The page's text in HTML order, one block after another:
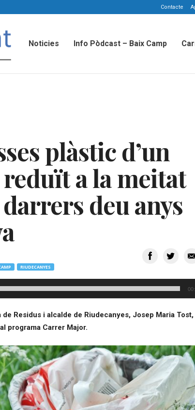
Contacte
Noticies Info Pòdcast – Baix Camp
plàstic d’un
reduït a la meitat
deu anys
RIUDECANYES
de Residus i alcalde de Riudecanyes, Josep Maria Tost,
programa Carrer Major.